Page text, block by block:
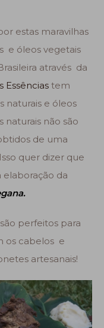
estas maravilhas
e óleos vegetais
através da
Essências tem
naturais e óleos
naturais não são
de uma
quer dizer que
da
perfeitos para
os cabelos e
artesanais!